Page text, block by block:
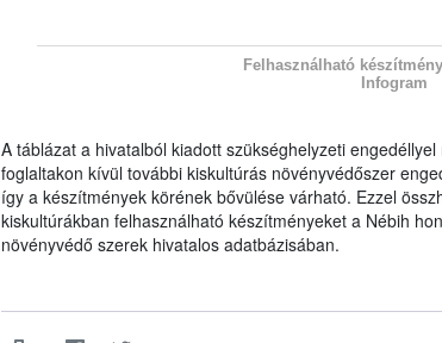
Felhasználható
Infogram
A táblázat a hivatalból kiadott szükséghelyzeti
foglaltakon kívül további kiskultúrás növényvédőszer
így a készítmények körének bővülése várható. Ezzel
kiskultúrákban felhasználható készítményeket a Nébih
növényvédő szerek hivatalos adatbázisában.